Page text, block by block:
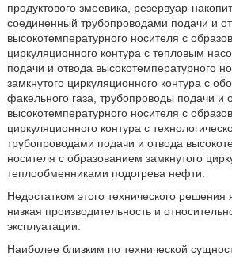
продуктового змеевика, резервуар-
соединенный трубопроводами подачи и
высокотемпературного носителя с
циркуляционного контура с тепловым
подачи и отвода высокотемпературного
замкнутого циркуляционного контура с
факельного газа, трубопроводы подачи и
высокотемпературного носителя с
циркуляционного контура с
трубопроводами подачи и отвода
носителя с образованием замкнутого
теплообменниками подогрева нефти.
Недостатком этого технического решения
низкая производительность и
эксплуатации.
Наиболее близким по технической